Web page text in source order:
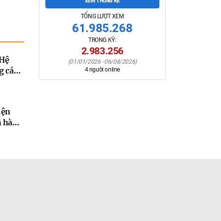
các
-
TỔNG LƯỢT XEM
61.985.268
TRONG KỲ:
2.983.256
(01/01/2026-06/08/2026)
4người online